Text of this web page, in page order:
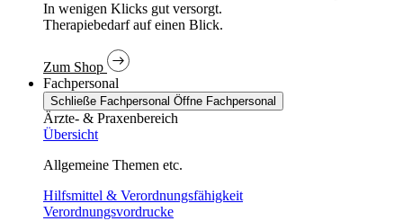
In wenigen Klicks gut versorgt.
Therapiebedarf auf einen Blick.
Zum Shop
Fachpersonal
Schließe Fachpersonal Öffne Fachpersonal
Ärzte- & Praxenbereich
Übersicht
Allgemeine Themen etc.
Hilfsmittel & Verordnungsfähigkeit
Verordnungsvordrucke